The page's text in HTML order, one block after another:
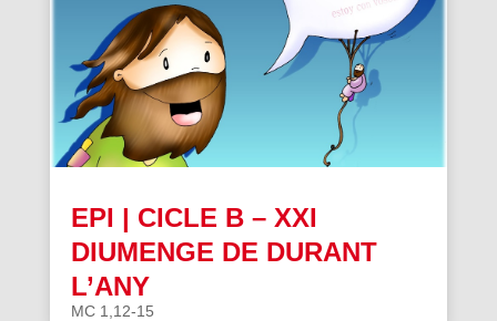
EPI | CICLE B – XXI
DIUMENGE DE DURANT
L’ANY
MC 1,12-15